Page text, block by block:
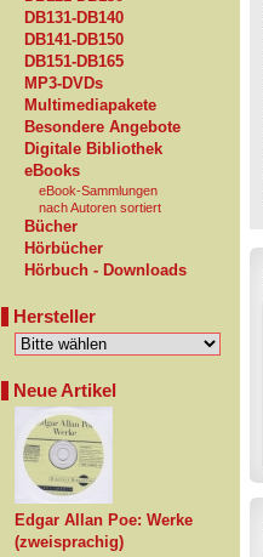
DB131-DB140
DB141-DB150
DB151-DB165
MP3-DVDs
Multimediapakete
Besondere Angebote
Digitale Bibliothek
eBooks
eBook-Sammlungen
nach Autoren sortiert
Bücher
Hörbücher
Hörbuch - Downloads
Hersteller
Neue Artikel
Edgar Allan Poe: Werke
(zweisprachig)